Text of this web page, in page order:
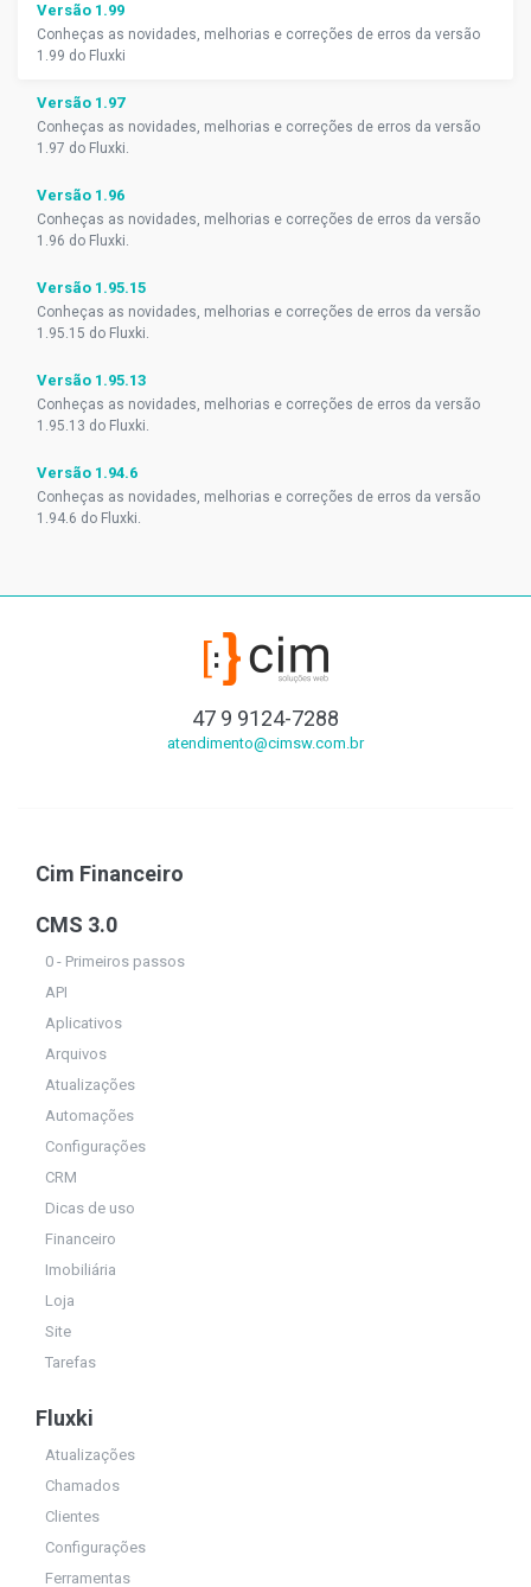
Versão 1.99
Conheças as novidades, melhorias e correções de erros da versão
1.99 do Fluxki
Versão 1.97
Conheças as novidades, melhorias e correções de erros da versão
1.97 do Fluxki.
Versão 1.96
Conheças as novidades, melhorias e correções de erros da versão
1.96 do Fluxki.
Versão 1.95.15
Conheças as novidades, melhorias e correções de erros da versão
1.95.15 do Fluxki.
Versão 1.95.13
Conheças as novidades, melhorias e correções de erros da versão
1.95.13 do Fluxki.
Versão 1.94.6
Conheças as novidades, melhorias e correções de erros da versão
1.94.6 do Fluxki.
47 9 9124-7288
atendimento@cimsw.com.br
Cim Financeiro
CMS 3.0
0 - Primeiros passos
API
Aplicativos
Arquivos
Atualizações
Automações
Configurações
CRM
Dicas de uso
Financeiro
Imobiliária
Loja
Site
Tarefas
Fluxki
Atualizações
Chamados
Clientes
Configurações
Ferramentas